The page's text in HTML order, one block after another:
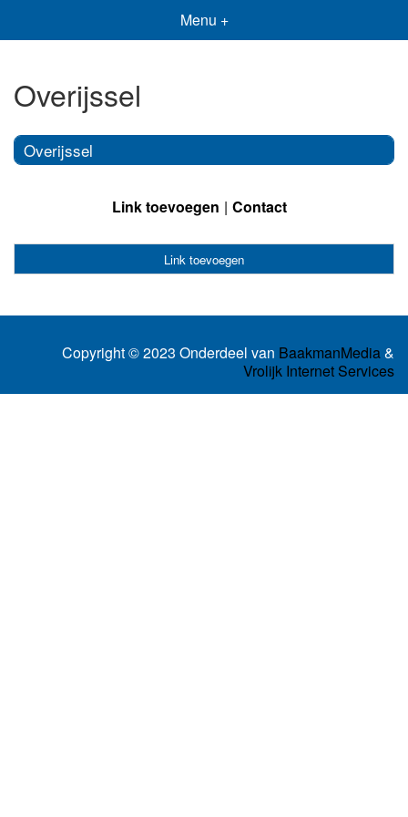
Menu +
Overijssel
Overijssel
Link toevoegen Contact
Link toevoegen
Copyright © 2023 Onderdeel van BaakmanMedia&
Vrolijk Internet Services